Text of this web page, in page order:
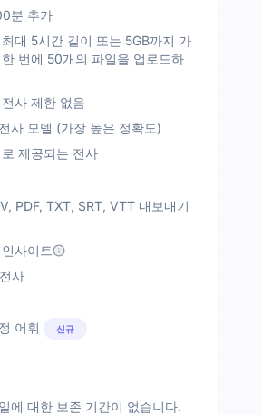
분 추가
대 5시간 길이 또는 5GB까지 가
번에 50개의 파일을 업로드하
사 제한 없음
사 모델 (가장 높은 정확도)
제공되는 전사
PDF, TXT, SRT, VTT 내보내기
사이트
사
어휘
신규
에 대한 보존 기간이 없습니다.